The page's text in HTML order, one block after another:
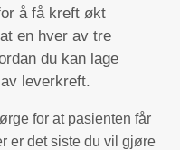
å få kreft økt
en hver av tre
du kan lage
leverkreft.
for at pasienten får
er det siste du vil gjøre